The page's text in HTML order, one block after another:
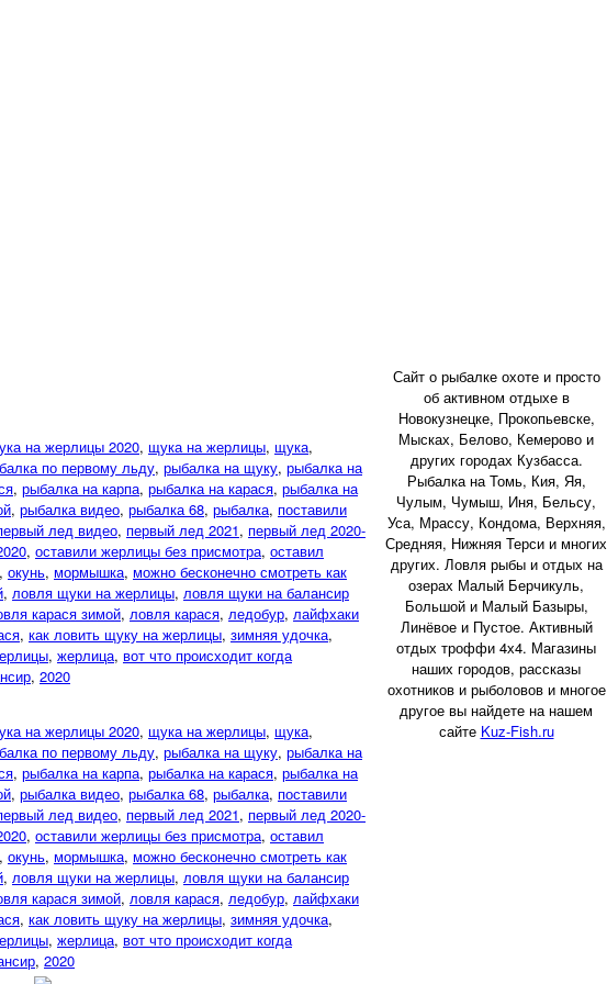
на жерлицы 2020, щука на жерлицы, щука,
по первому льду, рыбалка на щуку, рыбалка на
, рыбалка на карпа, рыбалка на карася, рыбалка на
, рыбалка видео, рыбалка 68, рыбалка, поставили
лед видео, первый лед 2021, первый лед 2020-
, оставили жерлицы без присмотра, оставил
, окунь, мормышка, можно бесконечно смотреть как
, ловля щуки на жерлицы, ловля щуки на балансир
карася зимой, ловля карася, ледобур, лайфхаки
, как ловить щуку на жерлицы, зимняя удочка,
, жерлица, вот что происходит когда
, 2020
на жерлицы 2020, щука на жерлицы, щука,
по первому льду, рыбалка на щуку, рыбалка на
, рыбалка на карпа, рыбалка на карася, рыбалка на
, рыбалка видео, рыбалка 68, рыбалка, поставили
лед видео, первый лед 2021, первый лед 2020-
, оставили жерлицы без присмотра, оставил
, окунь, мормышка, можно бесконечно смотреть как
, ловля щуки на жерлицы, ловля щуки на балансир
карася зимой, ловля карася, ледобур, лайфхаки
, как ловить щуку на жерлицы, зимняя удочка,
, жерлица, вот что происходит когда
, 2020
Сайт о рыбалке охоте и просто
об активном отдыхе в
Новокузнецке, Прокопьевске,
Мысках, Белово, Кемерово и
других городах Кузбасса.
Рыбалка на Томь, Кия, Яя,
Чулым, Чумыш, Иня, Бельсу,
Уса, Мрассу, Кондома, Верхняя,
Средняя, Нижняя Терси и многих
других. Ловля рыбы и отдых на
озерах Малый Берчикуль,
Большой и Малый Базыры,
Линёвое и Пустое. Активный
отдых троффи 4х4. Магазины
наших городов, рассказы
охотников и рыболовов и многое
другое вы найдете на нашем
сайте Kuz-Fish.ru